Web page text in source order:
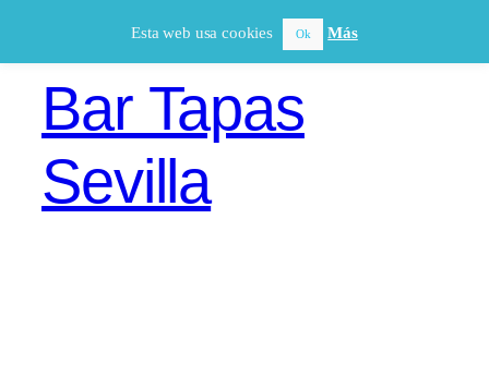
Bar Tapas
Sevilla
Esta web usa cookies Ok Más